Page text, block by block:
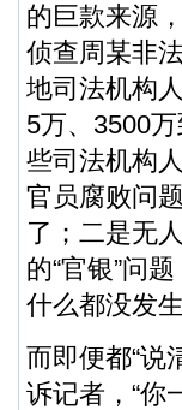
的巨款来源
侦查周某非
地司法机构
5万、3500
些司法机构
官员腐败问
了；二是无
的“官银”问
什么都没发生
而即便都“说
诉记者，“你